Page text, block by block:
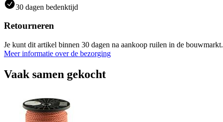
30 dagen bedenktijd
Retourneren
Je kunt dit artikel binnen 30 dagen na aankoop ruilen in de bouwmarkt.
Meer informatie over de bezorging
Vaak samen gekocht